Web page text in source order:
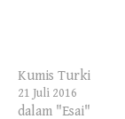
Kumis Turki
21 Juli 2016
dalam "Esai"